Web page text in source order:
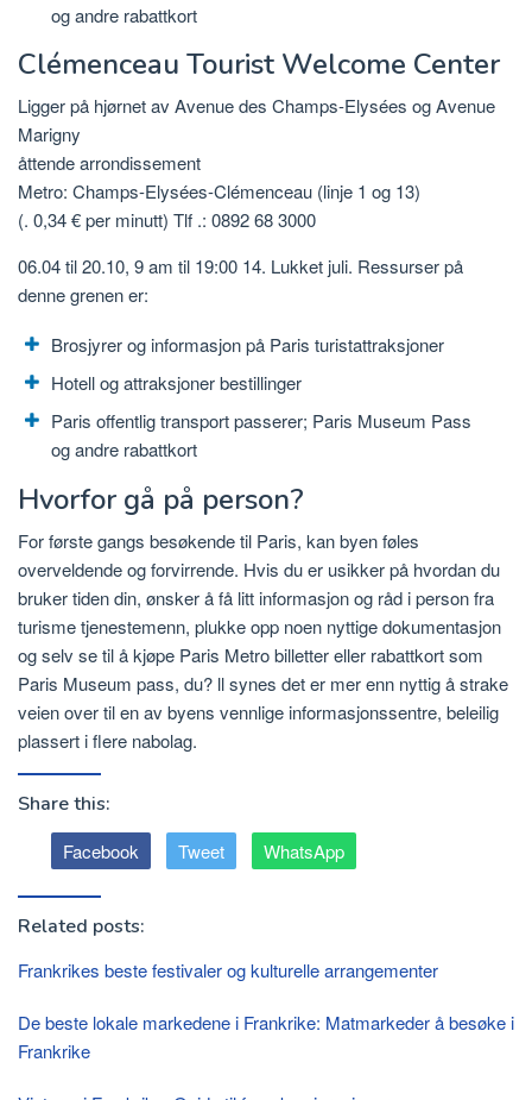
og andre rabattkort
Clémenceau Tourist Welcome Center
Ligger på hjørnet av Avenue des Champs-Elysées og Avenue
Marigny
åttende arrondissement
Metro: Champs-Elysées-Clémenceau (linje 1 og 13)
(. 0,34 € per minutt) Tlf .: 0892 68 3000
06.04 til 20.10, 9 am til 19:00 14. Lukket juli. Ressurser på
denne grenen er:
Brosjyrer og informasjon på Paris turistattraksjoner
Hotell og attraksjoner bestillinger
Paris offentlig transport passerer; Paris Museum Pass
og andre rabattkort
Hvorfor gå på person?
For første gangs besøkende til Paris, kan byen føles
overveldende og forvirrende. Hvis du er usikker på hvordan du
bruker tiden din, ønsker å få litt informasjon og råd i person fra
turisme tjenestemenn, plukke opp noen nyttige dokumentasjon
og selv se til å kjøpe Paris Metro billetter eller rabattkort som
Paris Museum pass, du? ll synes det er mer enn nyttig å strake
veien over til en av byens vennlige informasjonssentre, beleilig
plassert i flere nabolag.
Share this:
Facebook Tweet WhatsApp
Related posts:
Frankrikes beste festivaler og kulturelle arrangementer
De beste lokale markedene i Frankrike: Matmarkeder å besøke i
Frankrike